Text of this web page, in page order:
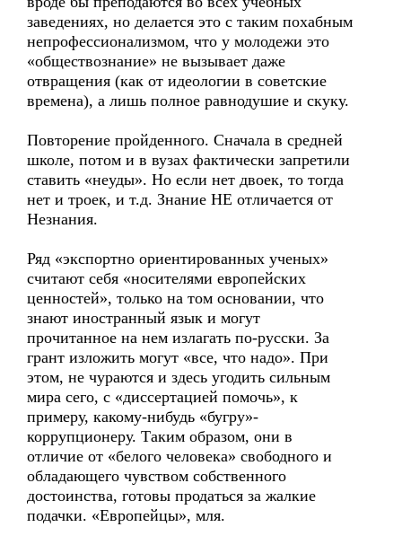
заведениях, но делается это с таким похабным
непрофессионализмом, что у молодежи это
«обществознание» не вызывает даже
отвращения (как от идеологии в советские
времена), а лишь полное равнодушие и скуку.
Повторение пройденного. Сначала в средней
школе, потом и в вузах фактически запретили
ставить «неуды». Но если нет двоек, то тогда
нет и троек, и т.д. Знание НЕ отличается от
Незнания.
Ряд «экспортно ориентированных ученых»
считают себя «носителями европейских
ценностей», только на том основании, что
знают иностранный язык и могут
прочитанное на нем излагать по-русски. За
грант изложить могут «все, что надо». При
этом, не чураются и здесь угодить сильным
мира сего, с «диссертацией помочь», к
примеру, какому-нибудь «бугру»-
коррупционеру. Таким образом, они в
отличие от «белого человека» свободного и
обладающего чувством собственного
достоинства, готовы продаться за жалкие
подачки. «Европейцы», мля.